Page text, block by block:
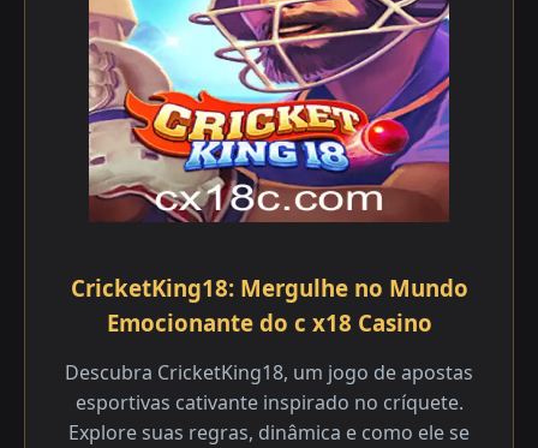
CricketKing18: Mergulhe no Mundo
Emocionante do c x18 Casino
Descubra CricketKing18, um jogo de apostas
esportivas cativante inspirado no críquete.
Explore suas regras, dinâmica e como ele se